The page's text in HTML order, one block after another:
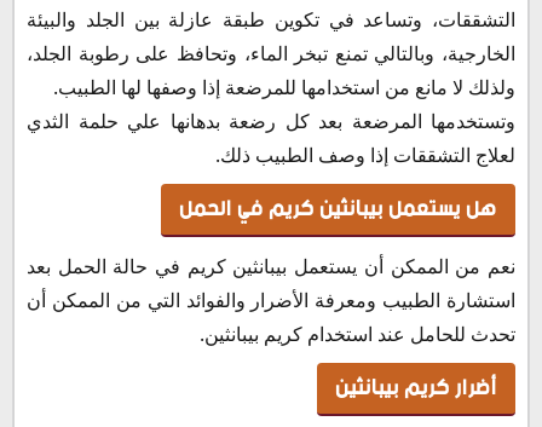
التشققات، وتساعد في تكوين طبقة عازلة بين الجلد والبيئة
الخارجية، وبالتالي تمنع تبخر الماء، وتحافظ على رطوبة الجلد،
ولذلك لا مانع من استخدامها للمرضعة إذا وصفها لها الطبيب.
وتستخدمها المرضعة بعد كل رضعة بدهانها علي حلمة الثدي
لعلاج التشققات إذا وصف الطبيب ذلك.
هل يستعمل بيبانثين كريم في الحمل
نعم من الممكن أن يستعمل بيبانثين كريم في حالة الحمل بعد
استشارة الطبيب ومعرفة الأضرار والفوائد التي من الممكن أن
تحدث للحامل عند استخدام كريم بيبانثين.
أضرار كريم بيبانثين